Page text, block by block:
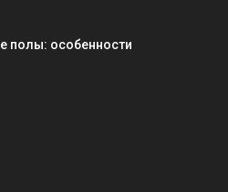
полы: особенности